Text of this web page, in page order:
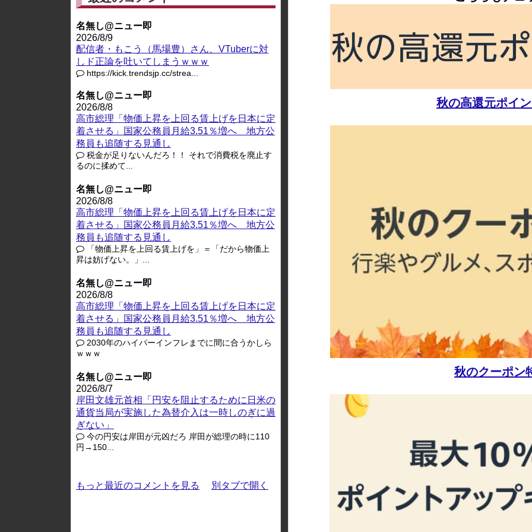
秋の高還元ポイ
秋のクーポン
名無し@ニュー即
2026/8/9
配信者・もこう（馬場豊）さん、VTuberに対
しド正論を吐いてしまうｗｗｗ
https://kick.trendsjp.cc/strea...
名無し@ニュー即
2026/8/8
高市総理「物価上昇を上回る賃上げを日本に定
着させる」国家公務員月給3.51％増へ 地方公
務員も追随する見通し
税金が足りないんだろ！！ それで消費税を廃止す
るのに揉めて...
名無し@ニュー即
2026/8/8
高市総理「物価上昇を上回る賃上げを日本に定
着させる」国家公務員月給3.51％増へ 地方公
務員も追随する見通し
「物価上昇を上回る賃上げを」＝「だから物価上
昇は妨げない。」...
名無し@ニュー即
2026/8/8
高市総理「物価上昇を上回る賃上げを日本に定
着させる」国家公務員月給3.51％増へ 地方公
務員も追随する見通し
2030年のハイパーインフレまでに間に合うかしら
ｗｗｗ
名無し@ニュー即
2026/8/7
岸田文雄元首相「円安を阻止するために日米の
通貨当局が実施した為替介入は一時しのぎに過
ぎない」
今の円安は岸田が元凶だろ 岸田が総理の時に110
円→150...
もっと最近のコメントを見る 別タブで開く